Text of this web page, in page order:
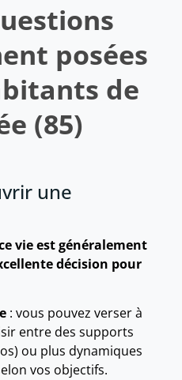
posées
de
(85)
une
vie est généralement
décision pour
: vous pouvez verser à
entre des supports
ou plus dynamiques
vos objectifs.